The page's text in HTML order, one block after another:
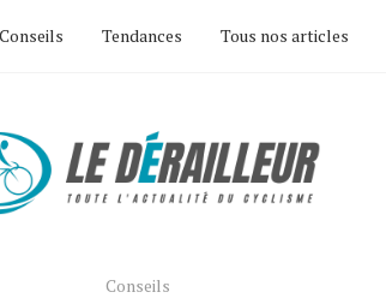
Conseils Tendances Tous nos articles
Conseils